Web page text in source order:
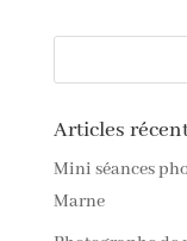
Articles
Mini séances
Marne